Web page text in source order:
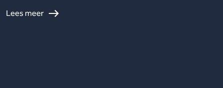
Lees meer